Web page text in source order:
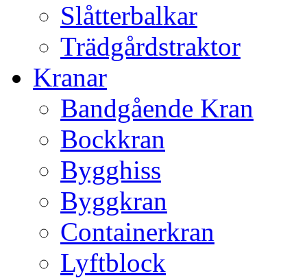
Slåtterbalkar
Trädgårdstraktor
Kranar
Bandgående Kran
Bockkran
Bygghiss
Byggkran
Containerkran
Lyftblock